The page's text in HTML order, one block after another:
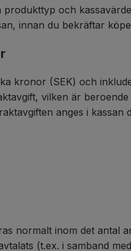
och
innan du bekräftar
kronor (SEK) och
vilken är
anges i kassan
normalt inom det antal
(t.ex. i samband